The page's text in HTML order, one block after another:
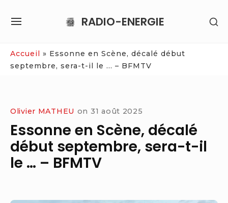
RADIO-ENERGIE
SITE
Accueil » Essonne en Scène, décalé début
septembre, sera-t-il le … – BFMTV
Olivier MATHEU on 31 août 2025
Essonne en Scène, décalé
début septembre, sera-t-il
le … – BFMTV